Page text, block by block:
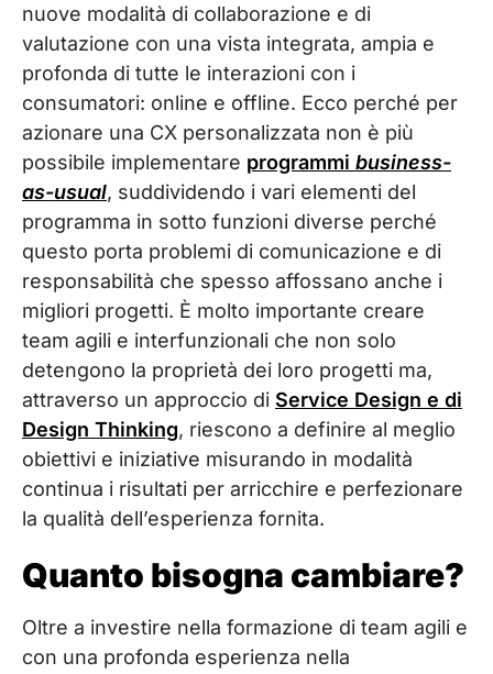
nuove modalità di collaborazione e di
valutazione con una vista integrata, ampia e
profonda di tutte le interazioni con i
consumatori: online e offline. Ecco perché per
azionare una CX personalizzata non è più
possibile implementare programmi business-
as-usual, suddividendo i vari elementi del
programma in sotto funzioni diverse perché
questo porta problemi di comunicazione e di
responsabilità che spesso affossano anche i
migliori progetti. È molto importante creare
team agili e interfunzionali che non solo
detengono la proprietà dei loro progetti ma,
attraverso un approccio di Service Design e di
Design Thinking, riescono a definire al meglio
obiettivi e iniziative misurando in modalità
continua i risultati per arricchire e perfezionare
la qualità dell’esperienza fornita.
Quanto bisogna cambiare?
Oltre a investire nella formazione di team agili e
con una profonda esperienza nella